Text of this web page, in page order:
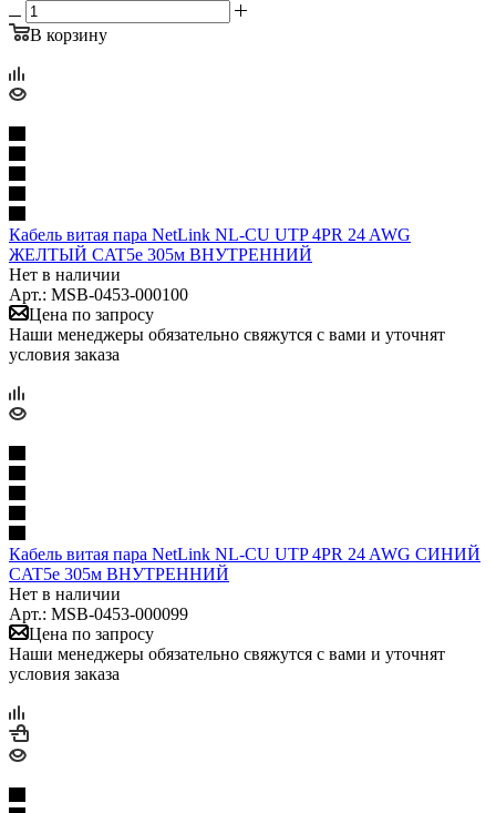
В корзину
Кабель витая пара NetLink NL-CU UTP 4PR 24 AWG
ЖЕЛТЫЙ CAT5e 305м ВНУТРЕННИЙ
Нет в наличии
Арт.: MSB-0453-000100
Цена по запросу
Наши менеджеры обязательно свяжутся с вами и уточнят
условия заказа
Кабель витая пара NetLink NL-CU UTP 4PR 24 AWG СИНИЙ
CAT5e 305м ВНУТРЕННИЙ
Нет в наличии
Арт.: MSB-0453-000099
Цена по запросу
Наши менеджеры обязательно свяжутся с вами и уточнят
условия заказа